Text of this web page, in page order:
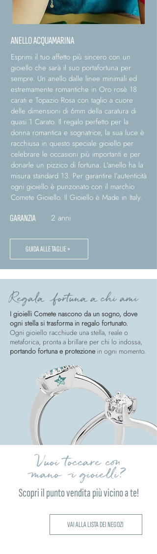
ANELLO ACQUAMARINA
Esprimi il tuo affetto più sincero con un
gioiello che sarà il suo portafortuna per
sempre. Un anello dalle linee minimali ed
estremamente romantiche in Oro rosè 18
carati e Topazio Rosa con taglio a cuore
delle dimensioni di 6mm della caratura di
quasi 1 Carato. Il regalo perfetto per la
donna romantica e sognatrice, la sua luce è
racchiusa in questo speciale gioiello per
celebrare le occasioni più importanti e per
donarle un pizzico di fortuna. L'anello ha la
misura standard 13. Per garantire l’autenticità
ogni gioiello è punzonato con il marchio
Comete Gioiello. Il Gioiello è Made in Italy.
GARANZIA 2 anni
GUIDA ALLE TAGLIE >
Regala fortuna a chi ami
I gioielli Comete nascono da un sogno, dove
ogni stella si trasforma in regalo fortunato.
Ogni gioiello racchiude una stella, reale o
metaforica, pronta a brillare per chi lo indossa,
portando fortuna e protezione in ogni momento.
Vuoi toccare con
mano i gioielli?
Scopri il punto vendita più vicino a te!
VAI ALLA LISTA DEI NEGOZI